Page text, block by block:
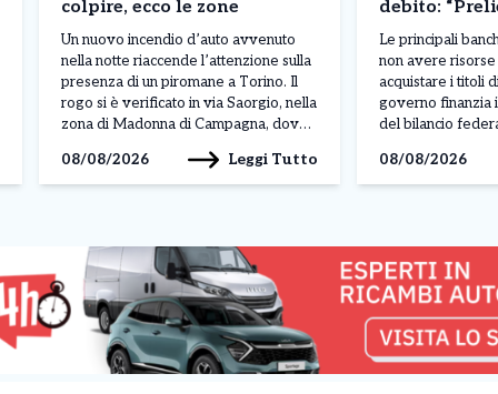
colpire, ecco le zone
Un nuovo incendio d’auto avvenuto
nella notte riaccende l’attenzione sulla
presenza di un piromane a Torino. Il
rogo si è verificato in via Saorgio, nella
zona di Madonna di Campagna, dove
completamente distrutta dalle fiamme.
Il fuoco ha inoltre rischiato di
08/08/2026 Leggi Tutto
debito:
contanti”.
succedendo
Le principali
non avere
acquistare i titoli
governo finanzia
del bilancio
direttore
ha evidenziato
capacità di
08/08/2026